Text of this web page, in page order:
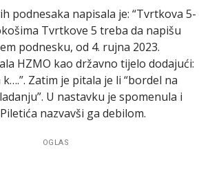
podnesaka napisala je: “Tvrtkova 5-
Tvrtkove 5 treba da napišu
podnesku, od 4. rujna 2023.
HZMO kao državno tijelo dodajući:
k….”. Zatim je pitala je li “bordel na
U nastavku je spomenula i
nazvavši ga debilom.
OGLAS